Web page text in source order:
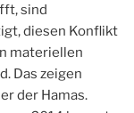
sind
diesen Konflikt
materiellen
Das zeigen
der Hamas.